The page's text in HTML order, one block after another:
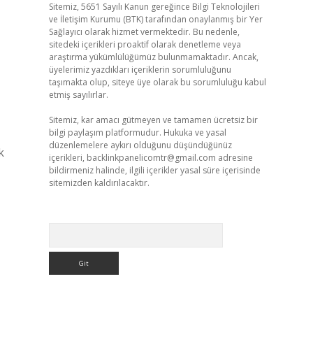
Sitemiz, 5651 Sayılı Kanun gereğince Bilgi Teknolojileri
ve İletişim Kurumu (BTK) tarafından onaylanmış bir Yer
Sağlayıcı olarak hizmet vermektedir. Bu nedenle,
sitedeki içerikleri proaktif olarak denetleme veya
araştırma yükümlülüğümüz bulunmamaktadır. Ancak,
üyelerimiz yazdıkları içeriklerin sorumluluğunu
taşımakta olup, siteye üye olarak bu sorumluluğu kabul
etmiş sayılırlar.
Sitemiz, kar amacı gütmeyen ve tamamen ücretsiz bir
bilgi paylaşım platformudur. Hukuka ve yasal
düzenlemelere aykırı olduğunu düşündüğünüz
içerikleri, backlinkpanelicomtr@gmail.com adresine
bildirmeniz halinde, ilgili içerikler yasal süre içerisinde
sitemizden kaldırılacaktır.